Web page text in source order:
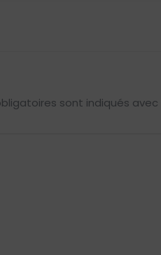
sont indiqués avec